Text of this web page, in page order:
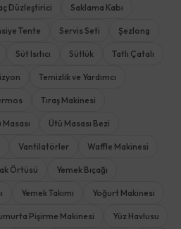
Düzleştirici Saklama Kabı
Tente Servis Seti Şezlong
Süt Isıtıcı Sütlük Tatlı Çatalı
Temizlik ve Yardımcı
Tıraş Makinesi
Masası Ütü Masası Bezi
Vantilatörler Waffle Makinesi
Örtüsü Yemek Bıçağı
Yemek Takımı Yoğurt Makinesi
Pişirme Makinesi Yüz Havlusu